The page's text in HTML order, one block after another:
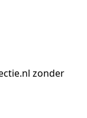
zonder